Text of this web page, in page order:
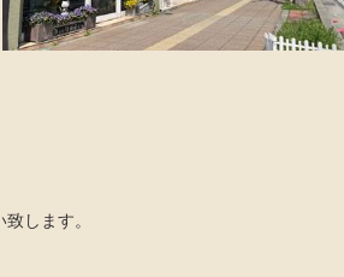
します。